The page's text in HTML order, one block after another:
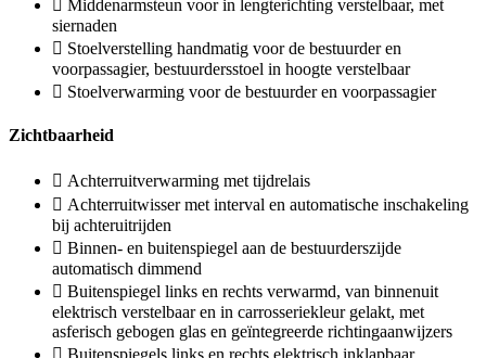
Middenarmsteun voor in lengterichting verstelbaar, met
siernaden
Stoelverstelling handmatig voor de bestuurder en
voorpassagier, bestuurdersstoel in hoogte verstelbaar
Stoelverwarming voor de bestuurder en voorpassagier
Zichtbaarheid
Achterruitverwarming met tijdrelais
Achterruitwisser met interval en automatische inschakeling
bij achteruitrijden
Binnen- en buitenspiegel aan de bestuurderszijde
automatisch dimmend
Buitenspiegel links en rechts verwarmd, van binnenuit
elektrisch verstelbaar en in carrosseriekleur gelakt, met
asferisch gebogen glas en geïntegreerde richtingaanwijzers